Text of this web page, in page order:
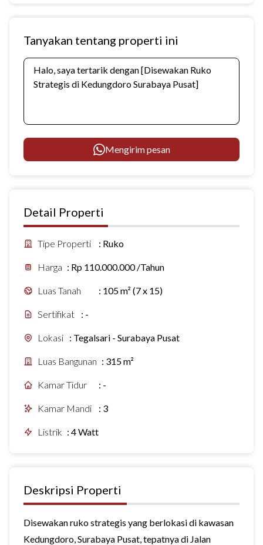
Tanyakan tentang properti ini
Mengirim pesan
Detail Properti
Tipe Properti : Ruko
Harga : Rp 110.000.000 /Tahun
Luas Tanah : 105 m² (7 x 15)
Sertifikat : -
Lokasi : Tegalsari - Surabaya Pusat
Luas Bangunan : 315 m²
Kamar Tidur : -
Kamar Mandi : 3
Listrik : 4 Watt
Deskripsi Properti
Disewakan ruko strategis yang berlokasi di kawasan
Kedungdoro, Surabaya Pusat, tepatnya di Jalan